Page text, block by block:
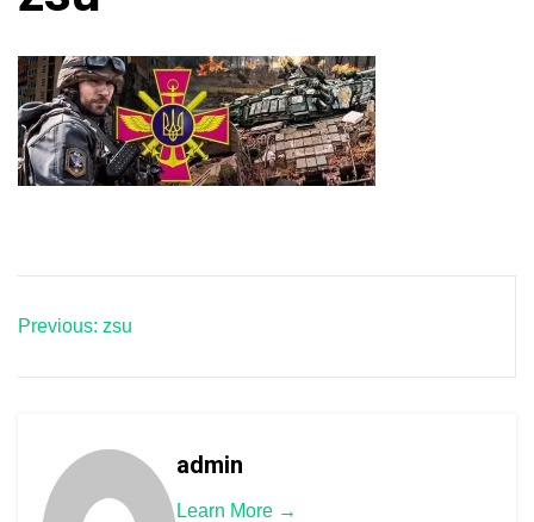
Previous: zsu
admin
Learn More →